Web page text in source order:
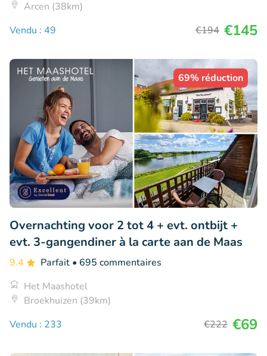
Arcen (38km)
Vendu : 49
€194 €145
69% réduction
Overnachting voor 2 tot 4 + evt. ontbijt +
evt. 3-gangendiner à la carte aan de Maas
9.4 Parfait • 695 commentaires
Het Maashotel
Broekhuizen (39km)
Vendu : 233
€222 €69